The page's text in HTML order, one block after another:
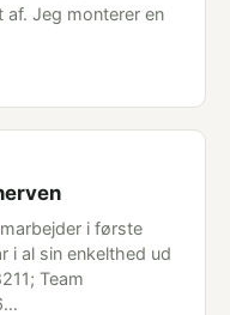
Jeg monterer en
i første
i al sin enkelthed ud
Team